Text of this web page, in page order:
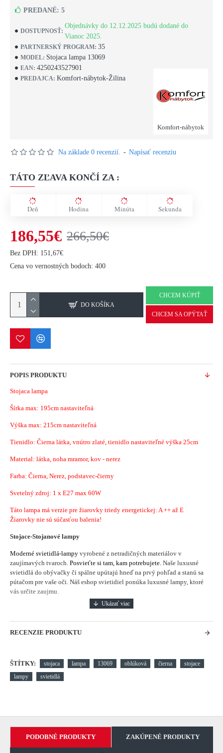
DOSTUPNOSŤ:
Objednávky do 12.12.2025 budú dodané do
Vianoc 2025.
PARTNERSKÝ PROGRAM: 35
MODEL: Stojaca lampa 13069
EAN: 4250243527901
PREDAJCA: Komfort-nábytok-Žilina
Komfort-nábytok
PREDANÉ: 5
Na základe 0 recenzií. - Napísať recenziu
TÁTO ZĽAVA KONČÍ ZA :
Deň Hodina Minúta Sekunda
186,55€ 266,50€
Bez DPH: 151,67€
Cena vo vernostných bodoch: 400
DO KOŠÍKA
CHCEM KÚPIŤ
CHCEM SA OPÝTAŤ
POPIS PRODUKTU
Stojaca lampa
Šírka max: 195cm nastaviteľná
Výška max: 215cm nastaviteľná
Tienidlo: Čierna látka, vnútro zlaté, tienidlo nastaviteľné výška 25cm
Material: látka, noha mramor, kov - nerez
Farba: Čierna, Nerez, podstavec-čierny
Svetelný zdroj: 1 x E27 max 60W
Táto lampa má verzie pre žiarovky triedy energetickej: A ++ až E
Žiarovky nie sú súčasťou balenia!
Stojace-Stojanové lampy
Moderné svietidlá-lampy vyrobené z netradičných materiálov v
zaujímavých tvaroch. Posvieťte si tam, kam potrebujete. Naše luxusné
svietidlá do obývačky či spálne upútajú hneď na prvý pohľad a stanú sa
pútačom pre vaše oči. Náš eshop svietidiel ponúka luxusné lampy, ktoré
vás určite zaujmu.
RECENZIE PRODUKTU
ŠTÍTKY: stojaca lampa 13069 oblúková čierna
stojace
lampy
svietidlá
PODOBNÉ PRODUKTY ZAKÚPENÉ PRODUKTY